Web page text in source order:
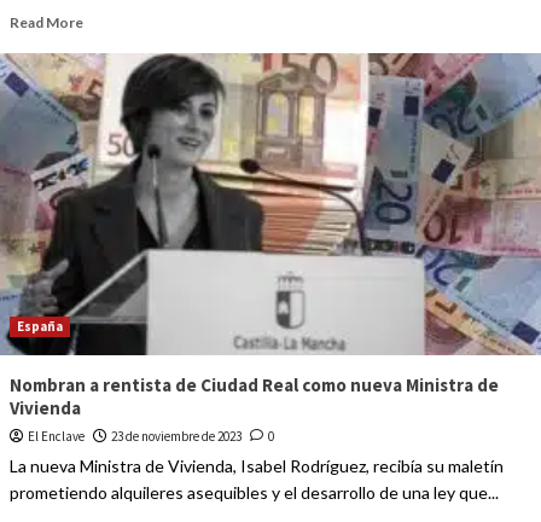
Read More
España
Nombran a rentista de Ciudad Real como nueva Ministra de
Vivienda
El Enclave 23 de noviembre de 2023 0
La nueva Ministra de Vivienda, Isabel Rodríguez, recibía su maletín
prometiendo alquileres asequibles y el desarrollo de una ley que...